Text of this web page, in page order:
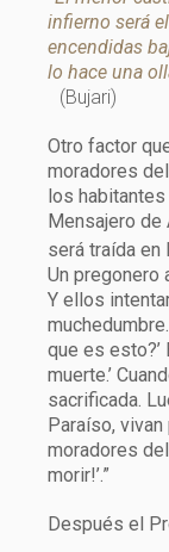
infierno será
encendidas
lo hace una
(Bujari)
Otro factor
moradores
los
Mensajero de
será traída en
Un pregonero
Y ellos
que es esto?’
muerte.’
sacrificada.
Paraíso, vivan
moradores
morir!’.”
Después el